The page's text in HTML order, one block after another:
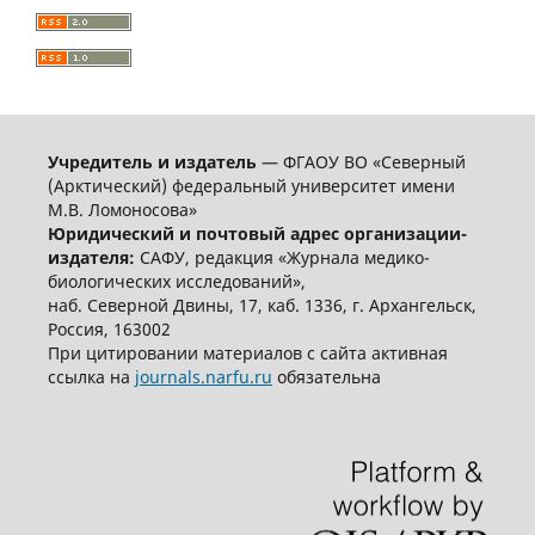
Учредитель и издатель — ФГАОУ ВО «Северный
(Арктический) федеральный университет имени
М.В. Ломоносова»
Юридический и почтовый адрес организации-
издателя: САФУ, редакция «Журнала медико-
биологических исследований»,
наб. Северной Двины, 17, каб. 1336, г. Архангельск,
Россия, 163002
При цитировании материалов с сайта активная
ссылка на journals.narfu.ru обязательна